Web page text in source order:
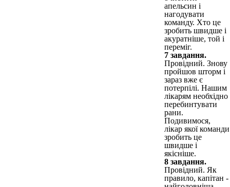
апельсин і
нагодувати
команду. Хто це
зробить швидше і
акуратніше, той і
переміг.
7 завдання.
Провідний. Знову
пройшов шторм і
зараз вже є
потерпілі. Нашим
лікарям необхідно
перебинтувати
рани.
Подивимося,
лікар якої команди
зробить це
швидше і
якісніше.
8 завдання.
Провідний. Як
правило, капітан -